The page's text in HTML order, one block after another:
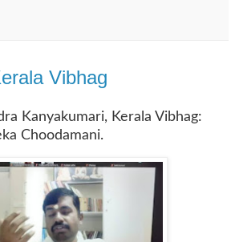
Vibhag
Kanyakumari, Kerala Vibhag:
Choodamani.